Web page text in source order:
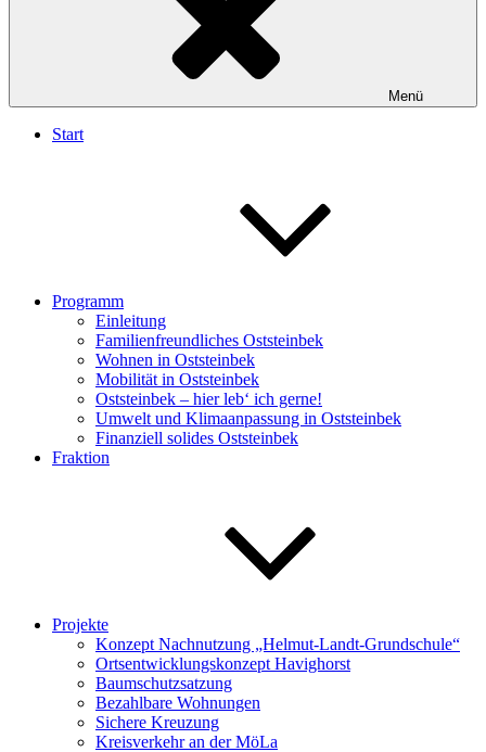
Menü
Start
Programm
Einleitung
Familienfreundliches Oststeinbek
Wohnen in Oststeinbek
Mobilität in Oststeinbek
Oststeinbek – hier leb‘ ich gerne!
Umwelt und Klimaanpassung in Oststeinbek
Finanziell solides Oststeinbek
Fraktion
Projekte
Konzept Nachnutzung „Helmut-Landt-Grundschule“
Ortsentwicklungskonzept Havighorst
Baumschutzsatzung
Bezahlbare Wohnungen
Sichere Kreuzung
Kreisverkehr an der MöLa